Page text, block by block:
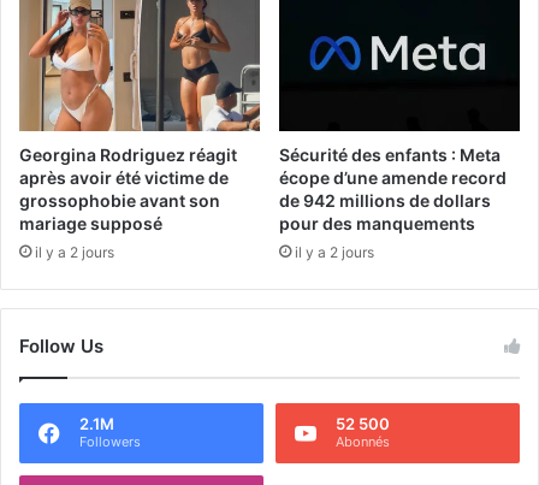
Georgina Rodriguez réagit
après avoir été victime de
grossophobie avant son
mariage supposé
il y a 2 jours
Sécurité des enfants : Meta
écope d’une amende record
de 942 millions de dollars
pour des manquements
il y a 2 jours
Follow Us
2.1M
Followers
52 500
Abonnés